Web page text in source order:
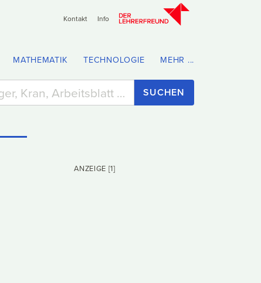
Kontakt Info
MATHEMATIK TECHNOLOGIE MEHR ...
SUCHEN
ANZEIGE [1]